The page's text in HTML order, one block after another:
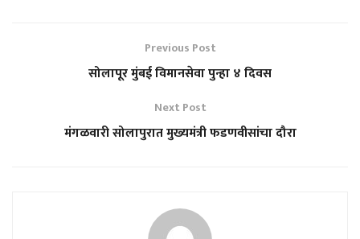
Previous Post
सोलापूर मुंबई विमानसेवा पुन्हा ४ दिवस
Next Post
मंगळवारी सोलापुरात मुख्यमंत्री फडणवीसांचा दौरा